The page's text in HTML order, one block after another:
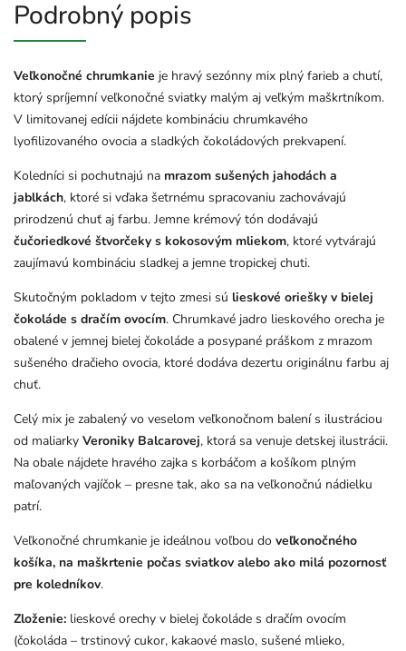
Podrobný popis
Veľkonočné chrumkanie je hravý sezónny mix plný farieb a chutí,
ktorý spríjemní veľkonočné sviatky malým aj veľkým maškrtníkom.
V limitovanej edícii nájdete kombináciu chrumkavého
lyofilizovaného ovocia a sladkých čokoládových prekvapení.
Koledníci si pochutnajú na mrazom sušených jahodách a
jablkách, ktoré si vďaka šetrnému spracovaniu zachovávajú
prirodzenú chuť aj farbu. Jemne krémový tón dodávajú
čučoriedkové štvorčeky s kokosovým mliekom, ktoré vytvárajú
zaujímavú kombináciu sladkej a jemne tropickej chuti.
Skutočným pokladom v tejto zmesi sú lieskové oriešky v bielej
čokoláde s dračím ovocím. Chrumkavé jadro lieskového orecha je
obalené v jemnej bielej čokoláde a posypané práškom z mrazom
sušeného dračieho ovocia, ktoré dodáva dezertu originálnu farbu aj
chuť.
Celý mix je zabalený vo veselom veľkonočnom balení s ilustráciou
od maliarky Veroniky Balcarovej, ktorá sa venuje detskej ilustrácii.
Na obale nájdete hravého zajka s korbáčom a košíkom plným
maľovaných vajíčok – presne tak, ako sa na veľkonočnú nádielku
patrí.
Veľkonočné chrumkanie je ideálnou voľbou do veľkonočného
košíka, na maškrtenie počas sviatkov alebo ako milá pozornosť
pre koledníkov.
Zloženie: lieskové orechy v bielej čokoláde s dračím ovocím
(čokoláda – trstinový cukor, kakaové maslo, sušené mlieko,